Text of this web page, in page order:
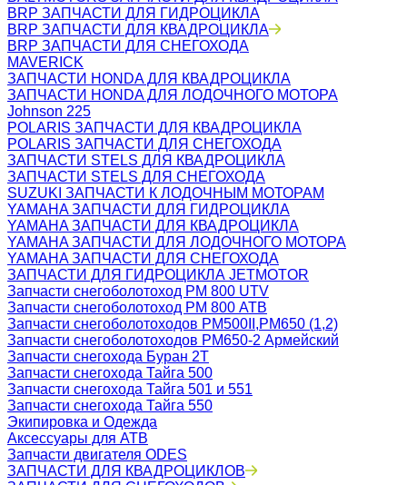
BRP ЗАПЧАСТИ ДЛЯ ГИДРОЦИКЛА
BRP ЗАПЧАСТИ ДЛЯ КВАДРОЦИКЛА
BRP ЗАПЧАСТИ ДЛЯ СНЕГОХОДА
MAVERICK
ЗАПЧАСТИ HONDA ДЛЯ КВАДРОЦИКЛА
ЗАПЧАСТИ HONDA ДЛЯ ЛОДОЧНОГО МОТОРА
Johnson 225
POLARIS ЗАПЧАСТИ ДЛЯ КВАДРОЦИКЛА
POLARIS ЗАПЧАСТИ ДЛЯ СНЕГОХОДА
ЗАПЧАСТИ STELS ДЛЯ КВАДРОЦИКЛА
ЗАПЧАСТИ STELS ДЛЯ СНЕГОХОДА
SUZUKI ЗАПЧАСТИ К ЛОДОЧНЫМ МОТОРАМ
YAMAHA ЗАПЧАСТИ ДЛЯ ГИДРОЦИКЛА
YAMAHA ЗАПЧАСТИ ДЛЯ КВАДРОЦИКЛА
YAMAHA ЗАПЧАСТИ ДЛЯ ЛОДОЧНОГО МОТОРА
YAMAHA ЗАПЧАСТИ ДЛЯ СНЕГОХОДА
ЗАПЧАСТИ ДЛЯ ГИДРОЦИКЛА JETMOTOR
Запчасти снегоболотоход РМ 800 UTV
Запчасти снегоболотоход РМ 800 АТВ
Запчасти снегоболотоходов РМ500II,РМ650 (1,2)
Запчасти снегоболотоходов РМ650-2 Армейский
Запчасти снегохода Буран 2Т
Запчасти снегохода Тайга 500
Запчасти снегохода Тайга 501 и 551
Запчасти снегохода Тайга 550
Экипировка и Одежда
Аксессуары для АТВ
Запчасти двигателя ODES
ЗАПЧАСТИ ДЛЯ КВАДРОЦИКЛОВ